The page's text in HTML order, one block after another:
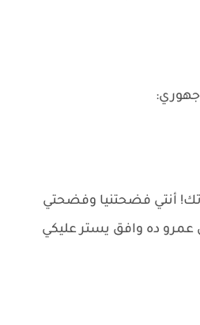
فضحتنيا وفضحتي
عمرو ده وافق يستر عليكي